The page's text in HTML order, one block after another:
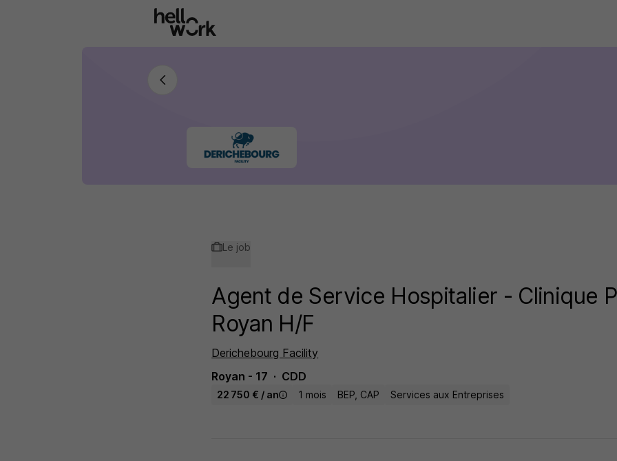
Le job
Agent de Service Hospitalier - Clinique
Royan H/F
Derichebourg Facility
Royan - 17
CDD
22 750 € / an 1 mois BEP, CAP Services aux Entreprises